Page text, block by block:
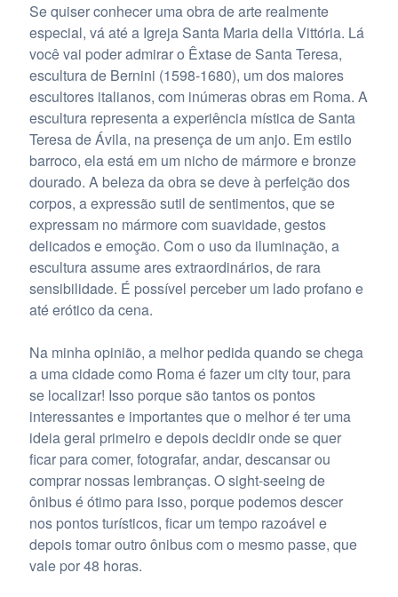
Se quiser conhecer uma obra de arte realmente
especial, vá até a Igreja Santa Maria della Vittória. Lá
você vai poder admirar o Êxtase de Santa Teresa,
escultura de Bernini (1598-1680), um dos maiores
escultores italianos, com inúmeras obras em Roma. A
escultura representa a experiência mística de Santa
Teresa de Ávila, na presença de um anjo. Em estilo
barroco, ela está em um nicho de mármore e bronze
dourado. A beleza da obra se deve à perfeição dos
corpos, a expressão sutil de sentimentos, que se
expressam no mármore com suavidade, gestos
delicados e emoção. Com o uso da iluminação, a
escultura assume ares extraordinários, de rara
sensibilidade. É possível perceber um lado profano e
até erótico da cena.
Na minha opinião, a melhor pedida quando se chega
a uma cidade como Roma é fazer um city tour, para
se localizar! Isso porque são tantos os pontos
interessantes e importantes que o melhor é ter uma
ideia geral primeiro e depois decidir onde se quer
ficar para comer, fotografar, andar, descansar ou
comprar nossas lembranças. O sight-seeing de
ônibus é ótimo para isso, porque podemos descer
nos pontos turísticos, ficar um tempo razoável e
depois tomar outro ônibus com o mesmo passe, que
vale por 48 horas.